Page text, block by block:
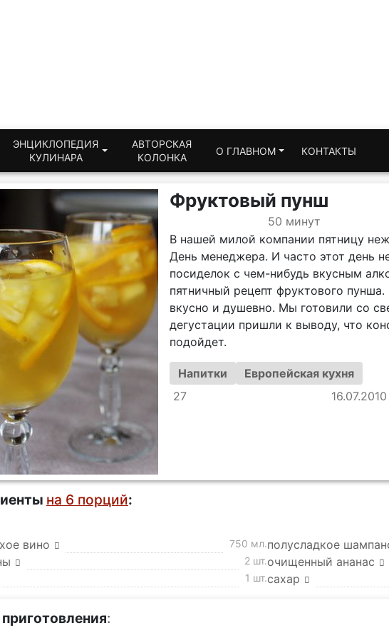
ЭНЦИКЛОПЕДИЯ
КУЛИНАРА
АВТОРСКАЯ
КОЛОНКА
О ГЛАВНОМ КОНТАКТЫ
Фруктовый пунш
50 минут
В нашей милой компании пятницу
День менеджера. И часто этот день
посиделок с чем-нибудь вкусным
пятничный рецепт фруктового пунша.
вкусно и душевно. Мы готовили со
дегустации пришли к выводу, что
подойдет.
Напитки
Европейская кухня
27
16.07.2010
на 6 порций:
вино 750 мл.полусладкое
2 шт.очищенный ананас
1 шт.сахар
: